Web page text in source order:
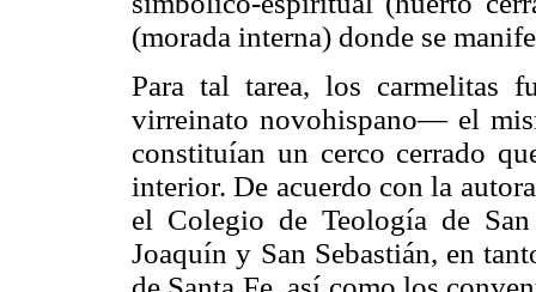
(morada interna) donde se
Para tal tarea, los carmelitas
virreinato novohispano— el
constituían un cerco cerrado
interior. De acuerdo con la
el Colegio de Teología de
Joaquín y San Sebastián, en